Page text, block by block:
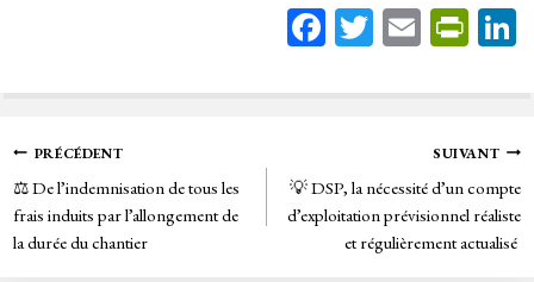
Fa
bo
T
tt
E
ail
Pr
tF
rie
n
dl
y
Navigation
de
l’article
PRÉCÉDENT
⚖️ De l’indemnisation de tous les
frais induits par l’allongement de
la durée du chantier
SUIVANT
💡 DSP, la nécessité d’un compte
d’exploitation prévisionnel réaliste
et régulièrement actualisé